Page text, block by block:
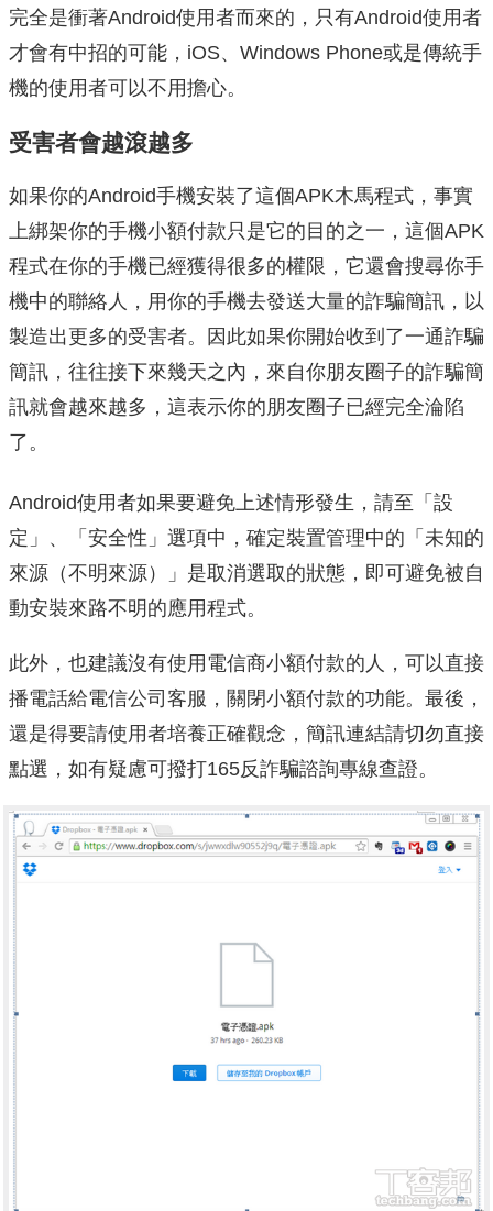
完全是衝著Android使用者而來的，只有Android使用者
才會有中招的可能，iOS、Windows Phone或是傳統手
機的使用者可以不用擔心。
受害者會越滾越多
如果你的Android手機安裝了這個APK木馬程式，事實
上綁架你的手機小額付款只是它的目的之一，這個APK
程式在你的手機已經獲得很多的權限，它還會搜尋你手
機中的聯絡人，用你的手機去發送大量的詐騙簡訊，以
製造出更多的受害者。因此如果你開始收到了一通詐騙
簡訊，往往接下來幾天之內，來自你朋友圈子的詐騙簡
訊就會越來越多，這表示你的朋友圈子已經完全淪陷
了。
Android使用者如果要避免上述情形發生，請至「設
定」、「安全性」選項中，確定裝置管理中的「未知的
來源（不明來源）」是取消選取的狀態，即可避免被自
動安裝來路不明的應用程式。
此外，也建議沒有使用電信商小額付款的人，可以直接
播電話給電信公司客服，關閉小額付款的功能。最後，
還是得要請使用者培養正確觀念，簡訊連結請切勿直接
點選，如有疑慮可撥打165反詐騙諮詢專線查證。